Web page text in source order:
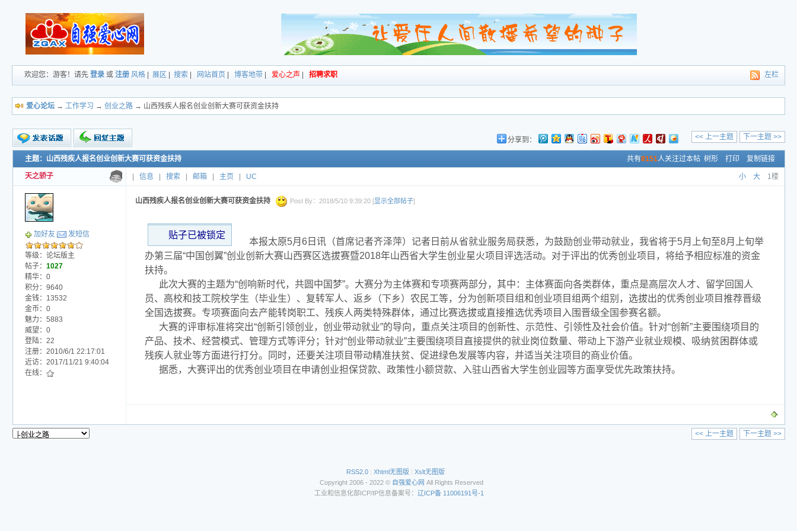
左栏
欢迎您：游客！请先登录 或注册 风格 |展区 |搜索 网站首页 博客地带 爱心之声 招聘求职
爱心论坛 →工作学习 →创业之路 → 山西残疾人报名创业创新大赛可获资金扶持
新的主题
投票帖
小字报
下一主题 >>
<< 上一主题
分享到：
共有8151人关注过本帖 树形 打印 复制链接
主题：山西残疾人报名创业创新大赛可获资金扶持
天之骄子 小 大 1楼
信息 搜索 邮箱 主页 UC
加好友 发短信
等级：论坛版主
帖子： 1027
精华：0
积分：9640
金钱：13532
金币：0
魅力：5883
威望：0
登陆：22
注册：2010/6/1 22:17:01
近访：2017/11/21 9:40:04
在线：
山西残疾人报名创业创新大赛可获资金扶持 Post By：2018/5/10 9:39:20 [显示全部帖子]
贴子已被锁定
本报太原5月6日讯（首席记者齐泽萍）记者日前从省就业服务局获悉，为鼓励创业带动就业，我省将于5月上旬至8月上旬举
办第三届“中国创翼”创业创新大赛山西赛区选拔赛暨2018年山西省大学生创业星火项目评选活动。对于评出的优秀创业项目，将给予相应标准的资金
扶持。
此次大赛的主题为“创响新时代，共圆中国梦”。大赛分为主体赛和专项赛两部分，其中：主体赛面向各类群体，重点是高层次人才、留学回国人
员、高校和技工院校学生（毕业生）、复转军人、返乡（下乡）农民工等，分为创新项目组和创业项目组两个组别，选拔出的优秀创业项目推荐晋级
全国选拔赛。专项赛面向去产能转岗职工、残疾人两类特殊群体，通过比赛选拔或直接推选优秀项目入围晋级全国参赛名额。
大赛的评审标准将突出“创新引领创业，创业带动就业”的导向，重点关注项目的创新性、示范性、引领性及社会价值。针对“创新”主要围绕项目的
产品、技术、经营模式、管理方式等评分；针对“创业带动就业”主要围绕项目直接提供的就业岗位数量、带动上下游产业就业规模、吸纳贫困群体或
残疾人就业等方面进行打分。同时，还要关注项目带动精准扶贫、促进绿色发展等内容，并适当关注项目的商业价值。
据悉，大赛评出的优秀创业项目在申请创业担保贷款、政策性小额贷款、入驻山西省大学生创业园等方面享受优先政策扶持。
下一主题 >>
<< 上一主题
RSS2.0 | Xhtml无图版 | Xslt无图版
Copyright 2006 - 2022 © 自强爱心网 All Rights Reserved
工业和信息化部ICP/IP信息备案号： 辽ICP备 11006191号-1